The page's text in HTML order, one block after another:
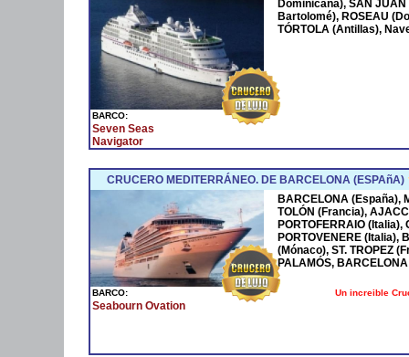
BARCO:
Seven Seas
Navigator
Dominicana), SAN JUAN
Bartolomé), ROSEAU
TÓRTOLA (Antillas),
CRUCERO MEDITERRÁNEO. DE BARCELONA (ESPAñA)
BARCO:
Seabourn Ovation
BARCELONA (España),
TOLÓN (Francia),
PORTOFERRAIO (Italia),
PORTOVENERE (Italia),
(Mónaco), ST. TROPEZ
PALAMÓS,
Un increible